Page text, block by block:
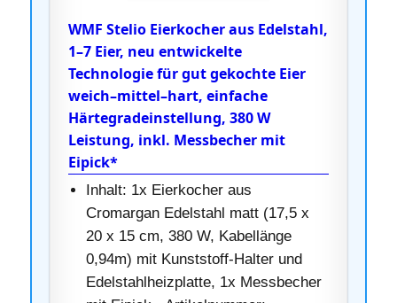
WMF Stelio Eierkocher aus Edelstahl,
1–7 Eier, neu entwickelte
Technologie für gut gekochte Eier
weich–mittel–hart, einfache
Härtegradeinstellung, 380 W
Leistung, inkl. Messbecher mit
Eipick*
Inhalt: 1x Eierkocher aus
Cromargan Edelstahl matt (17,5 x
20 x 15 cm, 380 W, Kabellänge
0,94m) mit Kunststoff-Halter und
Edelstahlheizplatte, 1x Messbecher